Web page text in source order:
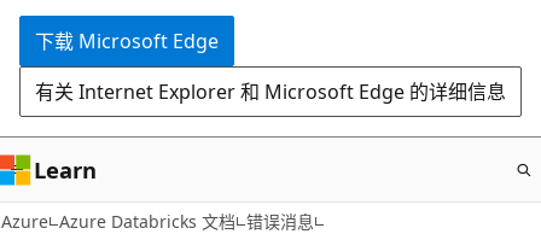
内
下载 Microsoft Edge
有关 Internet Explorer 和 Microsoft Edge 的详细信息
Learn
Azure Azure Databricks 文档 错误消息